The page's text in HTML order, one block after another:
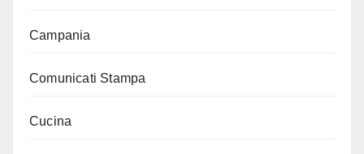
Campania
Comunicati Stampa
Cucina